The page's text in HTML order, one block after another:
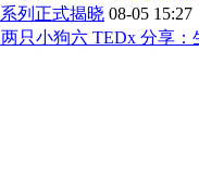
列正式揭晓 08-05 15:27
只小狗六 TEDx 分享：